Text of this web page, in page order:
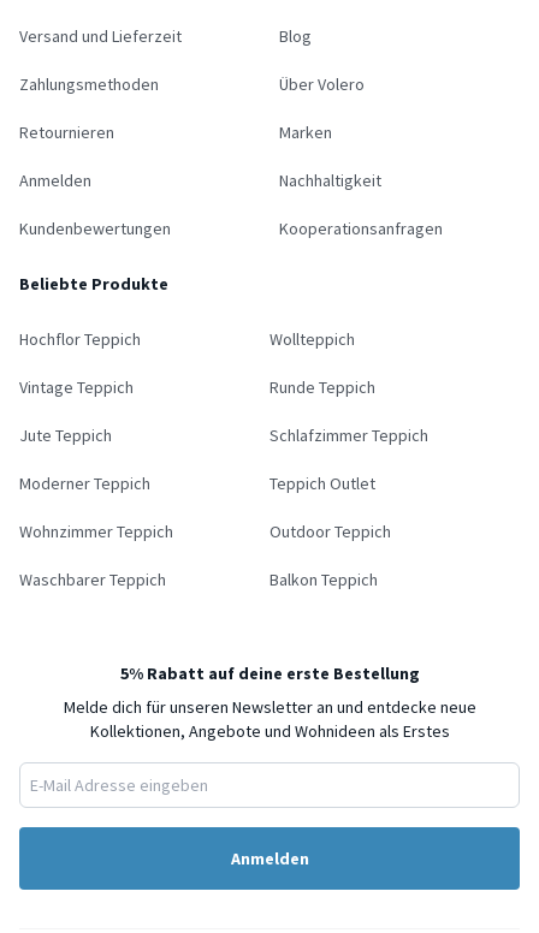
Versand und Lieferzeit
Zahlungsmethoden
Retournieren
Anmelden
Kundenbewertungen
Blog
Über Volero
Marken
Nachhaltigkeit
Kooperationsanfragen
Beliebte Produkte
Hochflor Teppich Wollteppich
Vintage Teppich Runde Teppich
Jute Teppich Schlafzimmer Teppich
Moderner Teppich Teppich Outlet
Wohnzimmer Teppich Outdoor Teppich
Waschbarer Teppich Balkon Teppich
5% Rabatt auf deine erste Bestellung
Melde dich für unseren Newsletter an und entdecke neue
Kollektionen, Angebote und Wohnideen als Erstes
Anmelden